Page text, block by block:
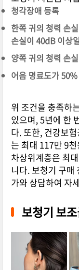
청각장애 등록
한쪽 귀의 청력 손
손실이 40dB 이상
양쪽 귀의 청력 손
어음 명료도가
위 조건을 충족하
있으며, 5년에 한
다. 또한, 건강보
는 최대 117만 9
차상위계층은 최
니다. 보청기 구매
가와 상담하여 자
보청기 보